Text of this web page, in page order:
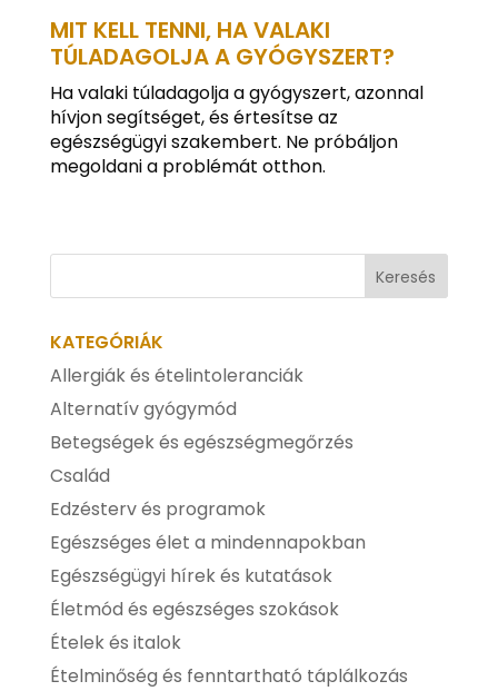
MIT KELL TENNI, HA VALAKI
TÚLADAGOLJA A GYÓGYSZERT?
Ha valaki túladagolja a gyógyszert, azonnal
hívjon segítséget, és értesítse az
egészségügyi szakembert. Ne próbáljon
megoldani a problémát otthon.
KATEGÓRIÁK
Allergiák és ételintoleranciák
Alternatív gyógymód
Betegségek és egészségmegőrzés
Család
Edzésterv és programok
Egészséges élet a mindennapokban
Egészségügyi hírek és kutatások
Életmód és egészséges szokások
Ételek és italok
Ételminőség és fenntartható táplálkozás